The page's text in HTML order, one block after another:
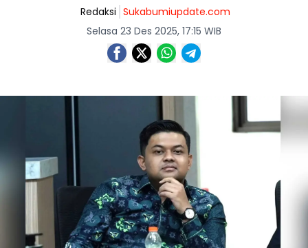
Redaksi Sukabumiupdate.com
Selasa 23 Des 2025, 17:15 WIB